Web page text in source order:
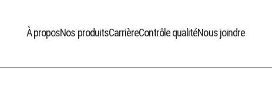
À proposNos produitsCarrièreContrôle qualitéNous joindre